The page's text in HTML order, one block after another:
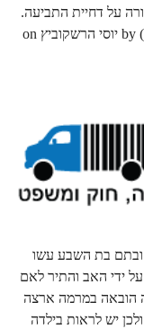
על דחיית התביעה.
הליך לפי חוק אמנת האג (החזרת ילדים חטופים) by יוסי הרשקוביץ on
ובתם בת השבע עשו
ידי האב והתיר לאם
הובאה במרמה ארצה
יש לראות בילדה